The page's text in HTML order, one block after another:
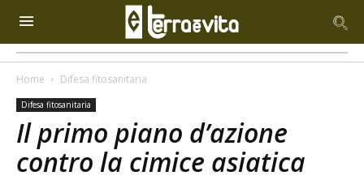
Home Difesa fitosanitaria
Difesa fitosanitaria
Il primo piano d’azione
contro la cimice asiatica